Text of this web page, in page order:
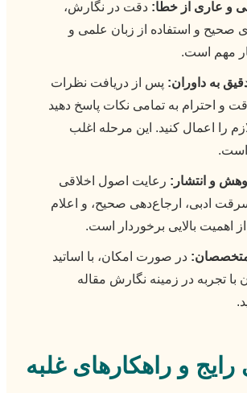
و عاری از خطا: دقت در نگارش،
صحیح و استفاده از زبان علمی و
مهم است.
به داوران: پس از دریافت نظرات
و احترام به تمامی نکات پاسخ دهید
را اعمال کنید. این مرحله اغلب
است.
و انتشار: رعایت اصول اخلاقی
ادبی، ارجاع‌دهی صحیح، و اعلام
اهمیت بالایی برخوردار است.
متخصصان: در صورت امکان، با اساتید
با تجربه در زمینه نگارش مقاله
و راهکارهای غلبه